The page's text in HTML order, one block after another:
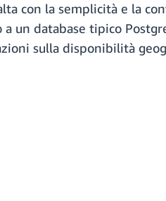
con la semplicità e la
un database tipico
sulla disponibilità